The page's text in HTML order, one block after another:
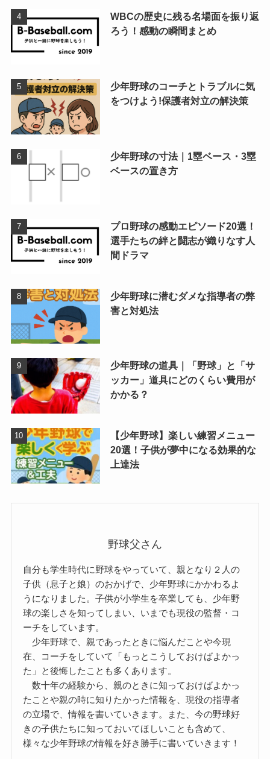
WBCの歴史に残る名場面を振り返
ろう！感動の瞬間まとめ
少年野球のコーチとトラブルに気
をつけよう!保護者対立の解決策
少年野球の寸法｜1塁ベース・3塁
ベースの置き方
プロ野球の感動エピソード20選！
選手たちの絆と闘志が織りなす人
間ドラマ
少年野球に潜むダメな指導者の弊
害と対処法
少年野球の道具｜「野球」と「サ
ッカー」道具にどのくらい費用が
かかる？
【少年野球】楽しい練習メニュー
20選！子供が夢中になる効果的な
上達法
野球父さん
自分も学生時代に野球をやっていて、親となり２人の
子供（息子と娘）のおかげで、少年野球にかかわるよ
うになりました。子供が小学生を卒業しても、少年野
球の楽しさを知ってしまい、いまでも現役の監督・コ
ーチをしています。
少年野球で、親であったときに悩んだことや今現
在、コーチをしていて「もっとこうしておけばよかっ
た」と後悔したことも多くあります。
数十年の経験から、親のときに知っておけばよかっ
たことや親の時に知りたかった情報を、現役の指導者
の立場で、情報を書いていきます。また、今の野球好
きの子供たちに知っておいてほしいことも含めて、
様々な少年野球の情報を好き勝手に書いていきます！